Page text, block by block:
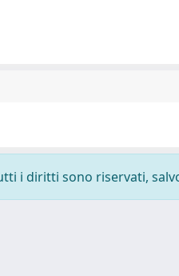
i diritti sono riservati,